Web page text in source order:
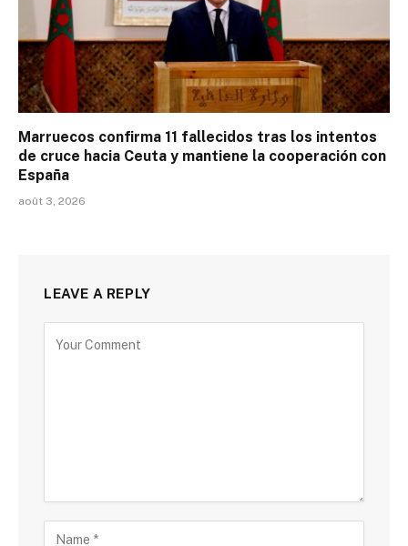
Marruecos confirma 11 fallecidos tras los intentos
de cruce hacia Ceuta y mantiene la cooperación con
España
août 3, 2026
LEAVE A REPLY